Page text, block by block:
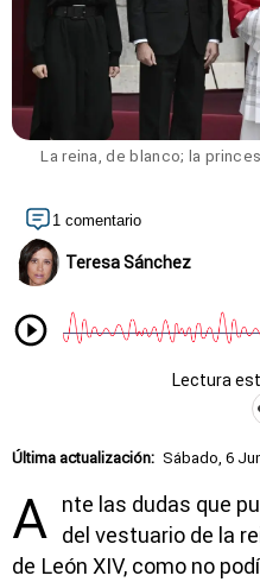
La reina, de blanco; la
1 comentario
Teresa Sánchez
Lectura
Última actualización: Sábado, 6
A nte las dudas que
del vestuario de la
de León XIV, como no